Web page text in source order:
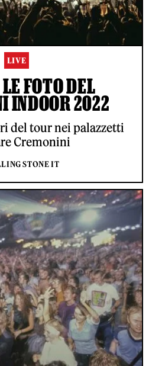
LIVE
FOTO DEL
INDOOR 2022
del tour nei palazzetti
Cremonini
STONE IT